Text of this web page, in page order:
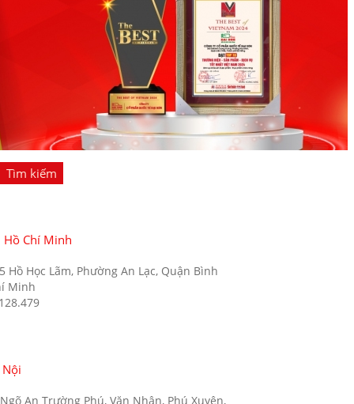
Tìm kiếm
Hồ Chí Minh
Hồ Học Lãm, Phường An Lạc, Quận Bình
Minh
An Trường Phú, Văn Nhân, Phú Xuyên,